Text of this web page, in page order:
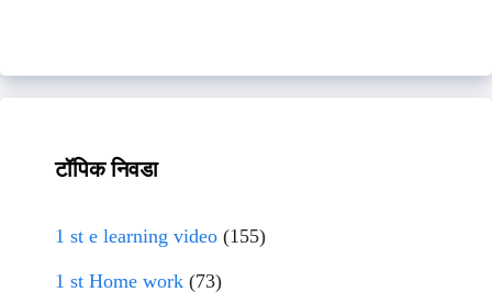
टॉपिक निवडा
1 st e learning video (155)
1 st Home work (73)